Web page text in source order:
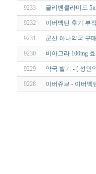
9233 글리벤클라미드
9232 이버멕틴 후기 부
9231 군산 하나약국 구
9230 비아그라 100mg
9229 약국 발기 - [ 성인
9228 이버쥬브 - 이버멕